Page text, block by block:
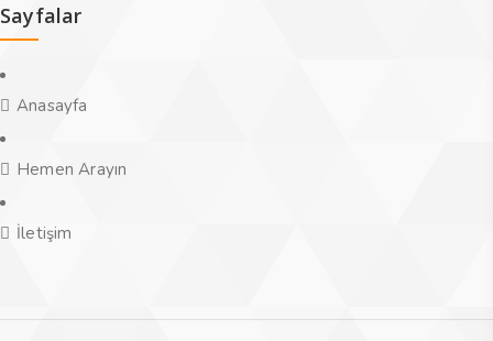
Sayfalar
Anasayfa
Hemen Arayın
İletişim